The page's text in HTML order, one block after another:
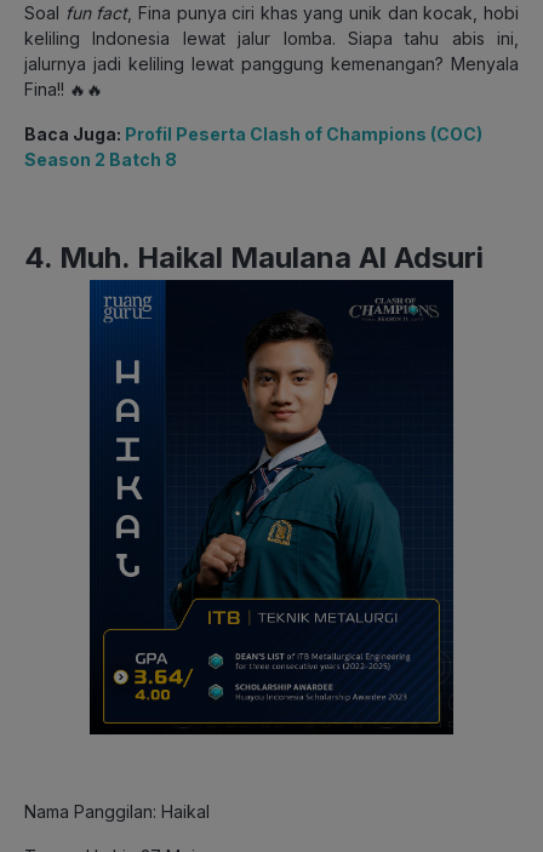
Soal fun fact, Fina punya ciri khas yang unik dan kocak, hobi
keliling Indonesia lewat jalur lomba. Siapa tahu abis ini,
jalurnya jadi keliling lewat panggung kemenangan? Menyala
Fina!! 🔥🔥
Baca Juga: Profil Peserta Clash of Champions (COC)
Season 2 Batch 8
4. Muh. Haikal Maulana Al Adsuri
Nama Panggilan: Haikal